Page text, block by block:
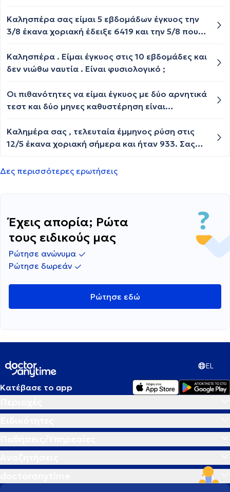
ήταν χαμηλό...με αποτέλεσμα να έχω θέμα με
δυσκοιλιότητα...! Στις 27 μου ήρθε περίοδος και
μέρες αργότερα όμως είχα έντονο πόνο στο
στομάχι που με οδήγησε στο νοσοκομείο και
κοιλιάς.....σήμερα έχω 8 μέρες
καθυστέρηση.....στην περίπτωση εγκυμοσύνης
έμβρυο? Ευχαριστώ εκ των προτέρων!
Καλησπέρα σας είμαι 5 εβδομάδων έγκυος την
3/8 έκανα χοριακή έδειξε 6419 και την 5/8 που
η μονάδες και αυτό λίγο με ανησυχεί την
Δευτέρα έχω ραντεβού με τον γυναικολόγο για
ξανακάνω και αύριο μια χοριακή εξέταση;
Καλησπέρα . Είμαι έγκυος στις 10 εβδομάδες και
δεν νιώθω ναυτία . Είναι φυσιολογικό ;
Οι πιθανότητες να είμαι έγκυος με δύο αρνητικά
τεστ και δύο μηνες καθυστέρηση είναι
να το σιγουρψω???
Καλημέρα σας , τελευταία έμμηνος ρύση στις
12/5 έκανα χοριακή σήμερα και ήταν 933. Σας
μεγάλη η χοριακή;
Δες περισσότερες ερωτήσεις
Έχεις απορία; Ρώτα
τους ειδικούς μας
Ρώτησε ανώνυμα
Ρώτησε δωρεάν
Ρώτησε εδώ
EL
Κατέβασε το app